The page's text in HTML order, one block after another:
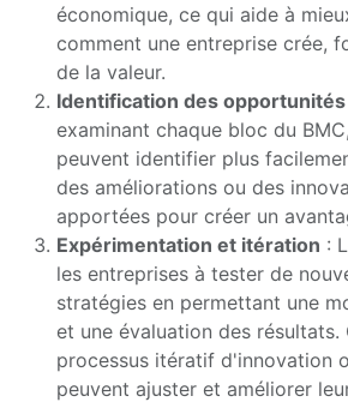
économique, ce qui aide à
comment une entreprise crée,
de la valeur.
Identification des
examinant chaque bloc du
peuvent identifier plus
des améliorations ou des
apportées pour créer un
Expérimentation et itération :
les entreprises à tester de
stratégies en permettant une
et une évaluation des résultats.
processus itératif d'innovation
peuvent ajuster et améliorer